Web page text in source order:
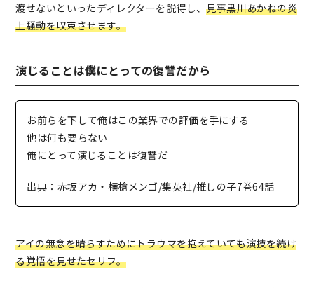
渡せないといったディレクターを説得し、見事黒川あかねの炎
上騒動を収束させます。
演じることは僕にとっての復讐だから
お前らを下して俺はこの業界での評価を手にする
他は何も要らない
俺にとって演じることは復讐だ
出典：赤坂アカ・横槍メンゴ/集英社/推しの子7巻64話
アイの無念を晴らすためにトラウマを抱えていても演技を続け
る覚悟を見せたセリフ。